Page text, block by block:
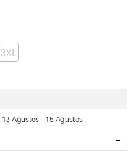
3XL
13 Ağustos - 15 Ağustos